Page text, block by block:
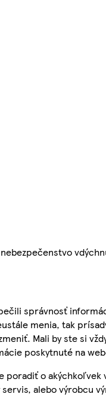
správnosť
menia, tak
Mali by ste si
poskytnuté na
poradiť o akýchkoľvek
alebo výrobcu